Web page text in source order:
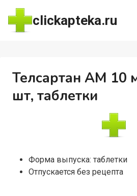
Перейти
содержимому
clickapteka.ru
Телсартан АМ 10
шт, таблетки
Форма выпуска: таблетки
Отпускается без рецепта